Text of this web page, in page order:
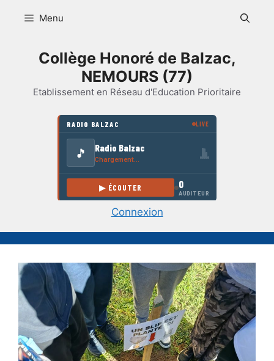
Menu
Collège Honoré de Balzac,
NEMOURS (77)
Etablissement en Réseau d'Education Prioritaire
Connexion